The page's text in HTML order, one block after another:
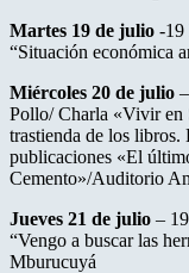
Martes 19 de julio -19
“Situación económica
Miércoles 20 de julio
Pollo/ Charla «Vivir en
trastienda de los libros.
publicaciones «El
Cemento»/Auditorio
Jueves 21 de julio –
“Vengo a buscar las
Mburucuyá